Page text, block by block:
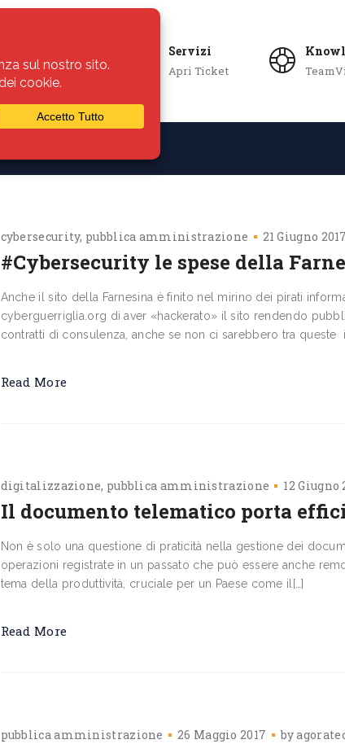
Servizi
Apri Ticket
cybersecurity pubblica amministrazione 21 Giugno 2017
#Cybersecurity le spese della
Anche il sito della Farnesina è finito nel mirino dei pirati
cyberguerriglia.org di aver «hac­kerato» il sito rendendo
contratti di consulenza, anche se non ci sarebbero tra queste
Read More
digitalizzazione pubblica amministrazione 12 Giugno
Il documento telematico porta
Non è solo una questione di praticità nella ge­stione dei
operazioni registra­te in un passato che può essere anche
tema della produttività, cruciale per un Paese co­me il[…]
Read More
pubblica amministrazione 26 Maggio 2017 by